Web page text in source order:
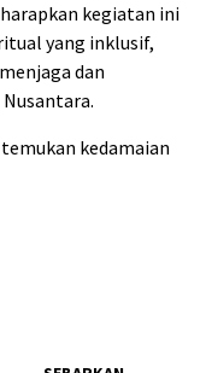
kegiatan ini
yang inklusif,
dan
kedamaian